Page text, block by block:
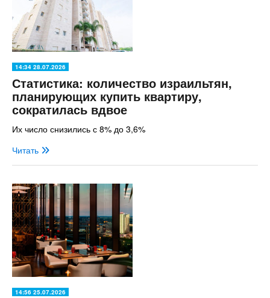
14:34 28.07.2026
Статистика: количество израильтян,
планирующих купить квартиру,
сократилась вдвое
Их число снизились с 8% до 3,6%
Читать
14:56 25.07.2026